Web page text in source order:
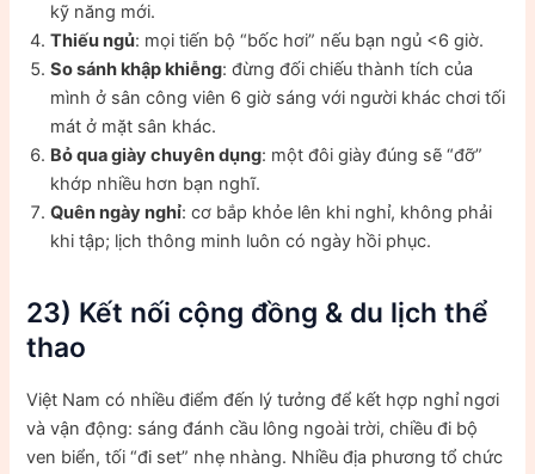
kỹ năng mới.
Thiếu ngủ: mọi tiến bộ “bốc hơi” nếu bạn ngủ <6 giờ.
So sánh khập khiễng: đừng đối chiếu thành tích của
mình ở sân công viên 6 giờ sáng với người khác chơi tối
mát ở mặt sân khác.
Bỏ qua giày chuyên dụng: một đôi giày đúng sẽ “đỡ”
khớp nhiều hơn bạn nghĩ.
Quên ngày nghỉ: cơ bắp khỏe lên khi nghỉ, không phải
khi tập; lịch thông minh luôn có ngày hồi phục.
23) Kết nối cộng đồng & du lịch thể
thao
Việt Nam có nhiều điểm đến lý tưởng để kết hợp nghỉ ngơi
và vận động: sáng đánh cầu lông ngoài trời, chiều đi bộ
ven biển, tối “đi set” nhẹ nhàng. Nhiều địa phương tổ chức